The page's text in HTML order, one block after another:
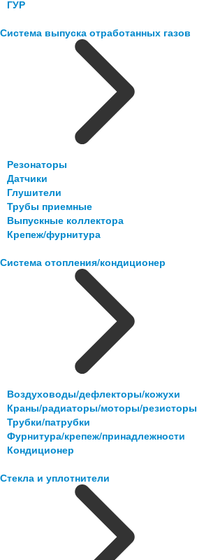
ГУР
Система выпуска отработанных газов
Резонаторы
Датчики
Глушители
Трубы приемные
Выпускные коллектора
Крепеж/фурнитура
Система отопления/кондиционер
Воздуховоды/дефлекторы/кожухи
Краны/радиаторы/моторы/резисторы
Трубки/патрубки
Фурнитура/крепеж/принадлежности
Кондиционер
Стекла и уплотнители